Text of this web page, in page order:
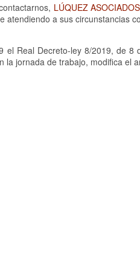
LÚQUEZ ASOCIADOS
atendiendo a sus circunstancias
el Real Decreto-ley 8/2019, de
la jornada de trabajo, modifica el